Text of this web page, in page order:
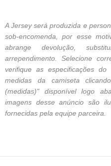
A Jersey será produzida e
sob-encomenda, por esse
abrange devolução,
arrependimento. Selecione
verifique as especificações
medidas da camiseta
(medidas)" disponível logo
imagens desse anúncio são
fornecidas pela equipe parceira.